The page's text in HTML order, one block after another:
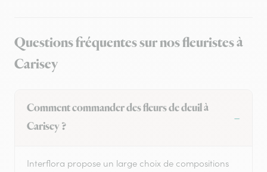
Questions fréquentes sur nos fleuristes à
Carisey
Comment commander des fleurs de deuil à
Carisey ?
Interflora propose un large choix de compositions